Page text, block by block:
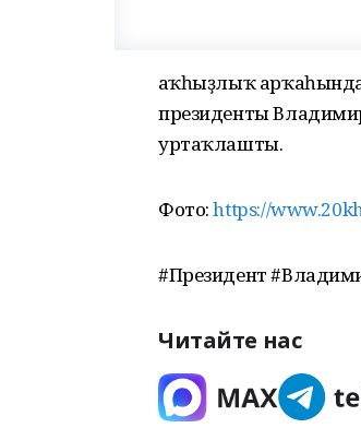
Һаҡһыҙлыҡ
президенты
уртаҡлашты.
Фото:https://
#Президент
Читайте нас